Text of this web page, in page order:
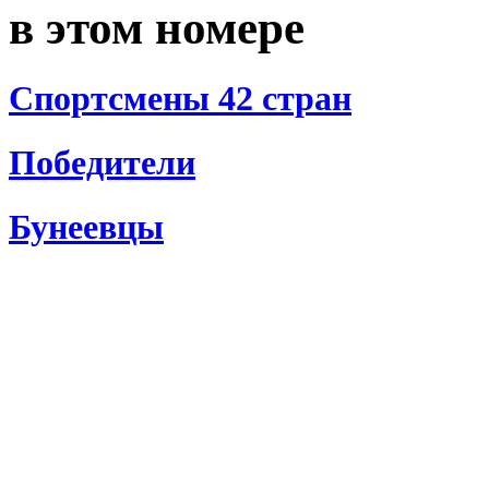
в этом номере
Спортсмены 42 стран
Победители
Бунеевцы